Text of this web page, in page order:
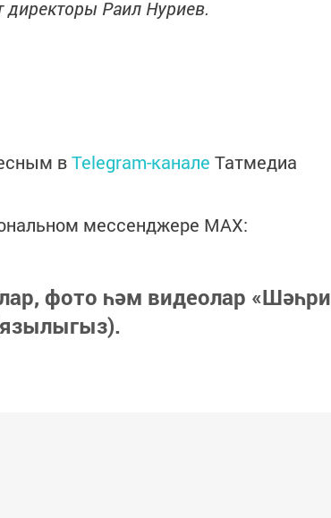
Раил Нуриев.
вTelegram-канале Татмедиа
мессенджере MАХ:
фото һәм видеолар «Шәһри